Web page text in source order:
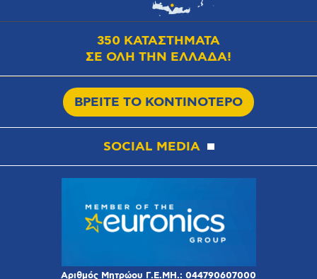
350 ΚΑΤΑΣΤΗΜΑΤΑ
ΣΕ ΟΛΗ ΤΗΝ ΕΛΛΑΔΑ!
ΒΡΕΙΤΕ ΤΟ ΚΟΝΤΙΝΟΤΕΡΟ
SOCIAL MEDIA